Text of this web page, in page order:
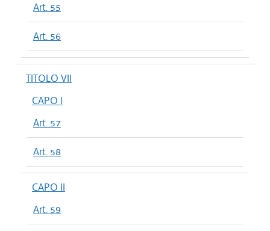
Art. 55
Art. 56
TITOLO VII
CAPO I
Art. 57
Art. 58
CAPO II
Art. 59